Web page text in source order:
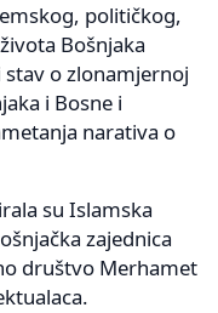
političkog,
Bošnjaka
o zlonamjernoj
i Bosne i
narativa o
su Islamska
zajednica
društvo Merhamet